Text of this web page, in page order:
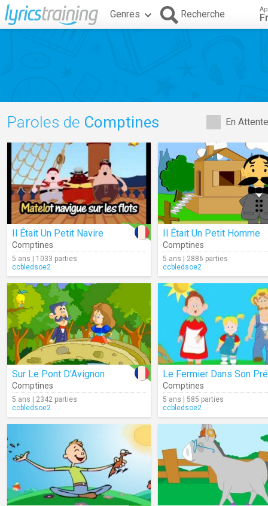
Genres Recherche
En
Paroles de Comptines
Il Était Un Petit Navire
Comptines
5 ans | 1033 parties
ccbledsoe2
Il Était Un Petit Homme
Comptines
5 ans | 2886 parties
ccbledsoe2
Sur Le Pont D'Avignon
Comptines
5 ans | 2342 parties
ccbledsoe2
Le Fermier Dans Son Pré
Comptines
5 ans | 585 parties
ccbledsoe2